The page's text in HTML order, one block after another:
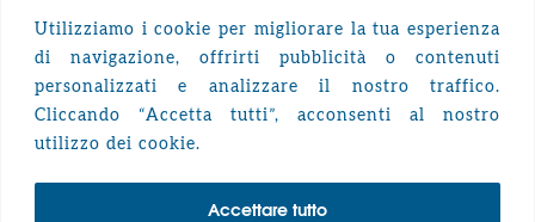
Utilizziamo i cookie per migliorare la tua esperienza
di navigazione, offrirti pubblicità o contenuti
personalizzati e analizzare il nostro traffico.
Cliccando “Accetta tutti”, acconsenti al nostro
utilizzo dei cookie.
Accettare tutto
Privacy Policy